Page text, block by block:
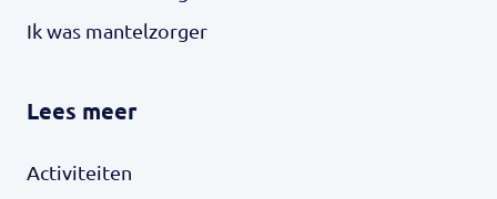
Ik was mantelzorger
Lees meer
Activiteiten